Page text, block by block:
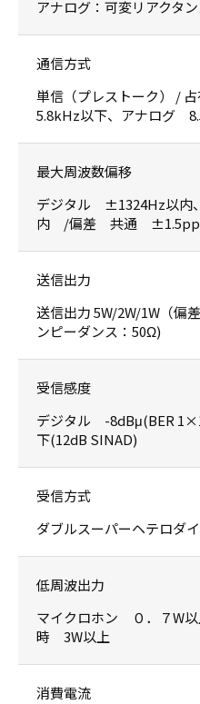
アナログ：可変リアクタ
通信方式
単信（プレストーク） /
5.8kHz以下、アナログ
最大周波数偏移
デジタル ±1324Hz以
内 /偏差 共通
送信出力
送信出力 5W/2W/1W（偏
ンピーダンス：50Ω)
受信感度
デジタル -8dBμ(BER
下(12dB SINAD)
受信方式
ダブルスーパーヘテロダ
低周波出力
マイクロホン ０．７W
時 3W以上
消費電流